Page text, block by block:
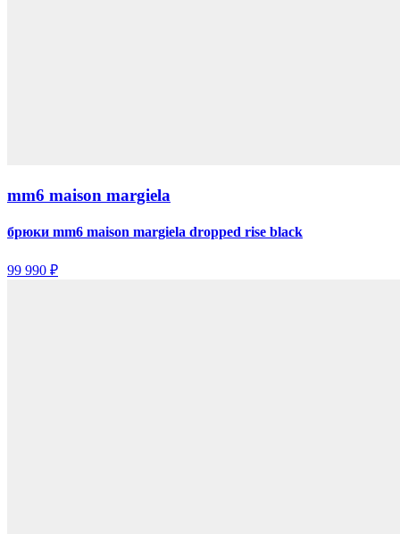
mm6 maison margiela
брюки mm6 maison margiela dropped rise black
99 990 ₽